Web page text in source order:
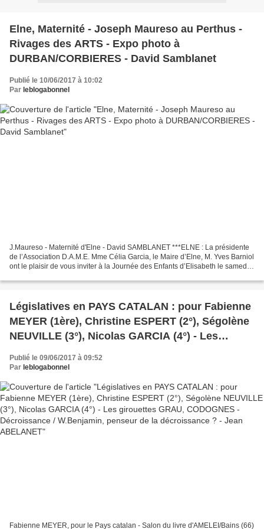
Elne, Maternité - Joseph Maureso au Perthus -
Rivages des ARTS - Expo photo à
DURBAN/CORBIERES - David Samblanet
Publié le 10/06/2017 à 10:02
Par leblogabonnel
J.Maureso - Maternité d'Elne - David SAMBLANET ***ELNE : La présidente
de l’Association D.A.M.E. Mme Célia Garcia, le Maire d’Elne, M. Yves Barniol
ont le plaisir de vous inviter à la Journée des Enfants d’Elisabeth le samedi
Législatives en PAYS CATALAN : pour Fabienne
MEYER (1ère), Christine ESPERT (2°), Ségolène
NEUVILLE (3°), Nicolas GARCIA (4°) - Les
girouettes GRAU, CODOGNES - Décroissance /
W.Benjamin, penseur de la décroissance ? -
Publié le 09/06/2017 à 09:52
Par leblogabonnel
Fabienne MEYER, pour le Pays catalan - Salon du livre d'AMELEI/Bains (66)